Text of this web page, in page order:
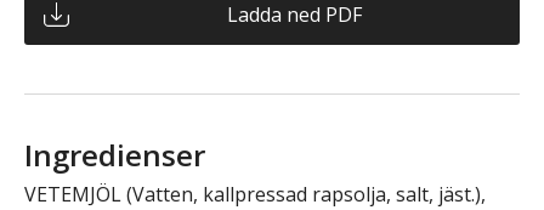
Ladda ned PDF
Ingredienser
VETEMJÖL (Vatten, kallpressad rapsolja, salt, jäst.),